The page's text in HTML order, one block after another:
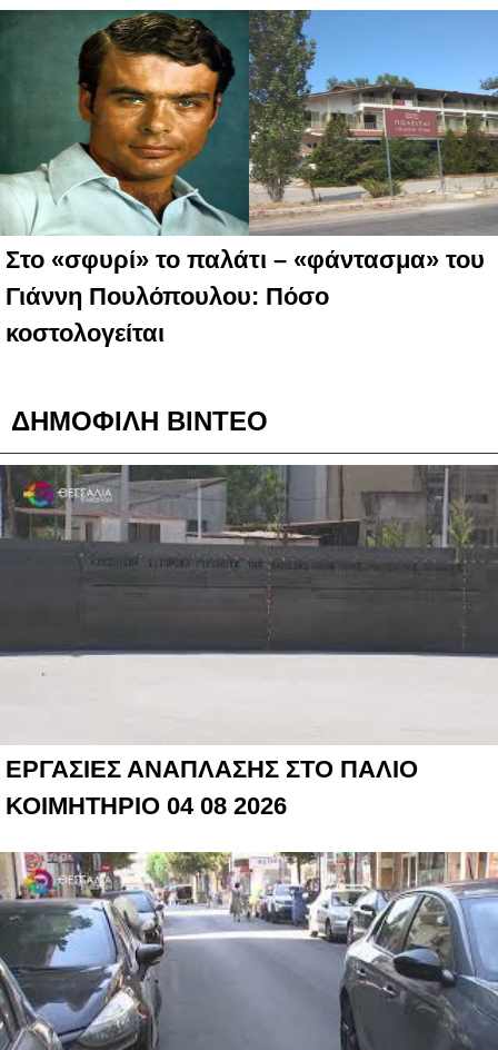
Στο «σφυρί» το παλάτι – «φάντασμα» του
Γιάννη Πουλόπουλου: Πόσο
κοστολογείται
ΔΗΜΟΦΙΛΗ ΒΙΝΤΕΟ
ΕΡΓΑΣΙΕΣ ΑΝΑΠΛΑΣΗΣ ΣΤΟ ΠΑΛΙΟ
ΚΟΙΜΗΤΗΡΙΟ 04 08 2026